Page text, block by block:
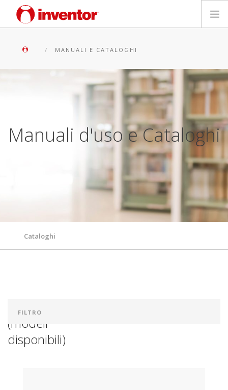
Biblioteca multimediale
MANUALI E CATALOGHI
Manuali d'uso e Cataloghi
Cataloghi
Scaricare
(modeli
disponibili)